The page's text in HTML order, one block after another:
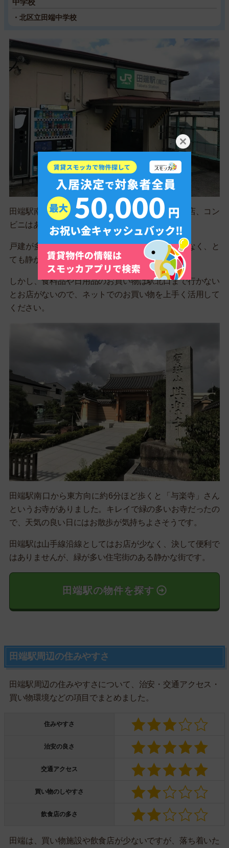
中学校
・北区立田端中学校
田端駅南口の様子です。坂道や階段が多く、飲食店、コン
ビニはありませんでした。
戸建が多い住宅街になっていて、人や車通りが少なく、と
ても静かに生活できそうです。
しかし、食料品や日用品のお買い物は駅北口まで行かない
とお店がないので、ネットでのお買い物を上手く活用して
ください。
田端駅南口から東方向に約6分ほど歩くと「与楽寺」さん
というお寺がありました。キレイで緑の多いお寺だったの
で、天気の良い日にはお散歩が気持ちよさそうです。
田端駅は山手線沿線としてはお店が少なく、決して便利で
はありませんが、緑が多い住宅街のある静かな街です。
田端駅の物件を探す
田端駅周辺の住みやすさ
田端駅周辺の住みやすさについて、治安・交通アクセス・
買い物環境などの項目でまとめました。
住みやすさ
治安の良さ
交通アクセス
買い物のしやすさ
飲食店の多さ
田端は、買い物施設や飲食店が少ないですが、落ち着いた